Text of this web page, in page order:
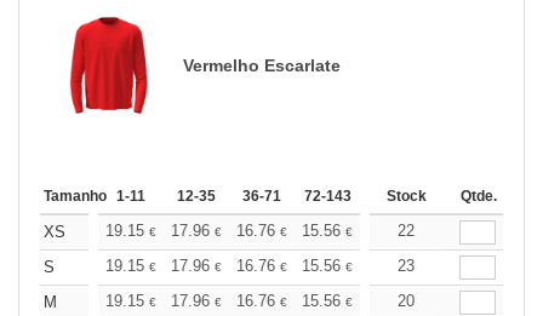
Vermelho Escarlate
Tamanho 1-11 12-35 36-71 72-143 144-287 288 +
Stock Qtde.
XS 19.15 € 17.96 € 16.76 € 15.56 € 14.36€
22
S
19.15 € 17.96 € 16.76 € 15.56 € 14.36€
23
M
19.15 € 17.96 € 16.76 € 15.56 € 14.36€
20